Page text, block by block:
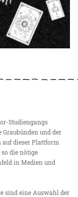
Studiengangs
und der
auf dieser Plattform
die nötige
in Medien und
sind eine Auswahl der